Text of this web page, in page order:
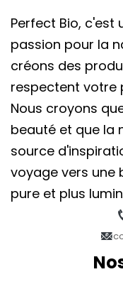
Perfect Bio, c'est
passion pour la
créons des
respectent votre
Nous croyons
beauté et que la
source
voyage vers une
pure et plus